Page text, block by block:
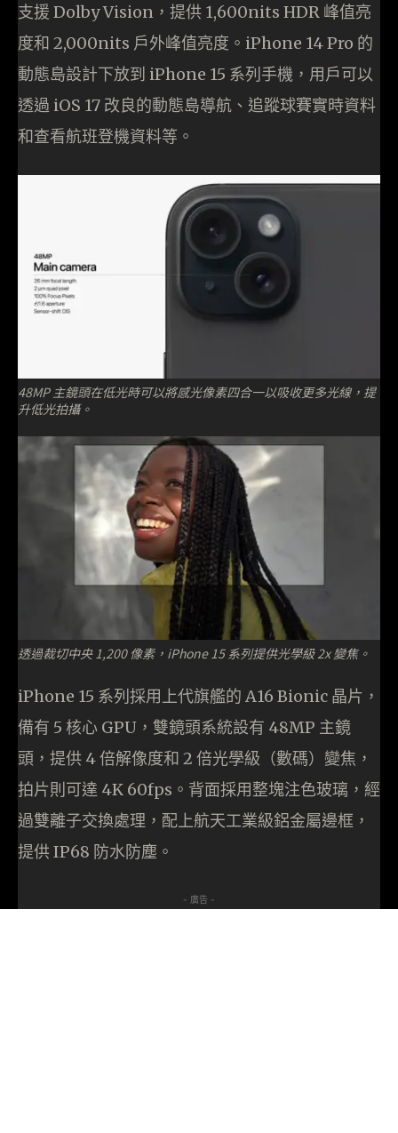
支援 Dolby Vision，提供 1,600nits HDR 峰值亮
度和 2,000nits 戶外峰值亮度。iPhone 14 Pro 的
動態島設計下放到 iPhone 15 系列手機，用戶可以
透過 iOS 17 改良的動態島導航、追蹤球賽實時資料
和查看航班登機資料等。
48MP 主鏡頭在低光時可以將感光像素四合一以吸收更多光線，提
升低光拍攝。
透過裁切中央 1,200 像素，iPhone 15 系列提供光學級 2x 變焦。
iPhone 15 系列採用上代旗艦的 A16 Bionic 晶片，
備有 5 核心 GPU，雙鏡頭系統設有 48MP 主鏡
頭，提供 4 倍解像度和 2 倍光學級（數碼）變焦，
拍片則可達 4K 60fps。背面採用整塊注色玻璃，經
過雙離子交換處理，配上航天工業級鋁金屬邊框，
提供 IP68 防水防塵。
- 廣告 -